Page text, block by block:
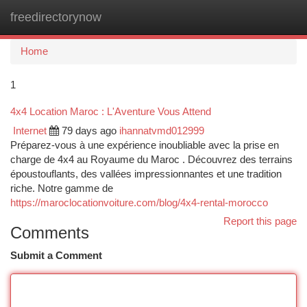
freedirectorynow
Home
1
4x4 Location Maroc : L'Aventure Vous Attend
Internet 79 days ago ihannatvmd012999
Préparez-vous à une expérience inoubliable avec la prise en
charge de 4x4 au Royaume du Maroc . Découvrez des terrains
époustouflants, des vallées impressionnantes et une tradition
riche. Notre gamme de
https://maroclocationvoiture.com/blog/4x4-rental-morocco
Report this page
Comments
Submit a Comment